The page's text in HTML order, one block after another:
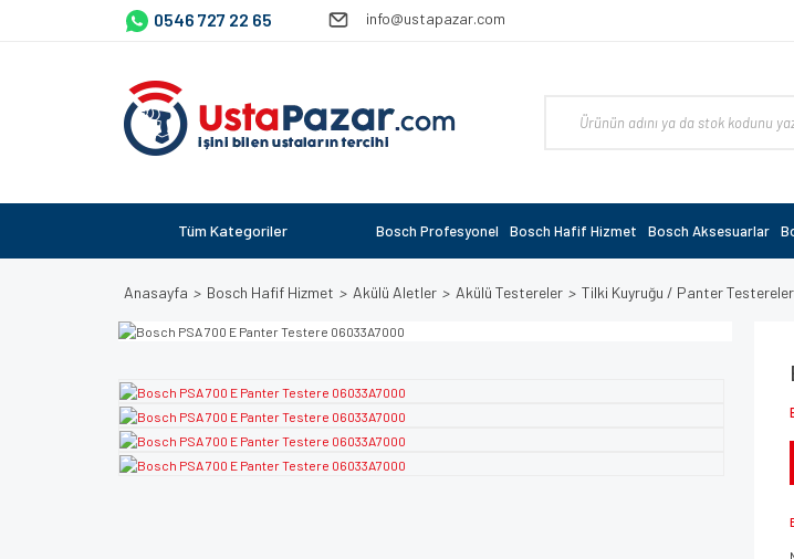
0546 727 22 65 info@ustapazar.com
Tüm Kategoriler Bosch Profesyonel Bosch Hafif Hizmet Bosch Aksesuarlar
Anasayfa Bosch Hafif Hizmet Akülü Aletler Akülü Testereler Tilki Kuyruğu / Panter Testereler